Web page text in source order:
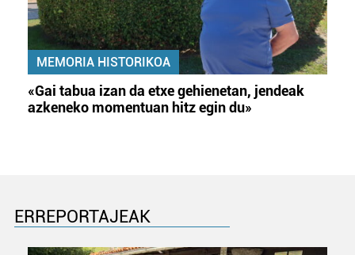
MEMORIA HISTORIKOA
«Gai tabua izan da etxe gehienetan, jendeak
azkeneko momentuan hitz egin du»
ERREPORTAJEAK